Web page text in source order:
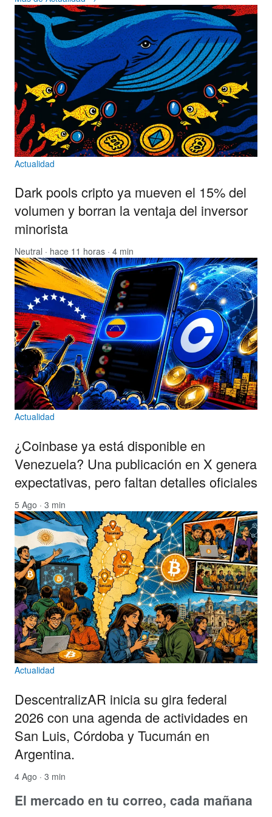
Actualidad
Dark pools cripto ya mueven el 15% del
volumen y borran la ventaja del inversor
minorista
Neutral · hace 11 horas · 4 min
Actualidad
¿Coinbase ya está disponible en
Venezuela? Una publicación en X genera
expectativas, pero faltan detalles oficiales
5 Ago · 3 min
Actualidad
DescentralizAR inicia su gira federal
2026 con una agenda de actividades en
San Luis, Córdoba y Tucumán en
Argentina.
4 Ago · 3 min
El mercado en tu correo, cada mañana